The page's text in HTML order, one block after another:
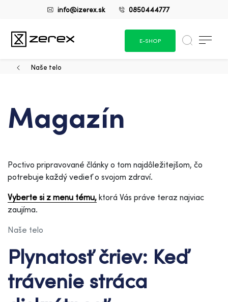
info@izerex.sk 0850444777
E-SHOP
Naše telo
Magazín
Poctivo pripravované články o tom najdôležitejšom, čo
potrebuje každý vedieť o svojom zdraví.
Vyberte si z menu tému, ktorá Vás práve teraz najviac
zaujíma.
Naše telo
Plynatosť čriev: Keď
trávenie stráca